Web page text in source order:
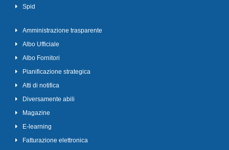
Spid
Amministrazione trasparente
Albo Ufficiale
Albo Fornitori
Pianificazione strategica
Atti di notifica
Diversamente abili
Magazine
E-learning
Fatturazione elettronica